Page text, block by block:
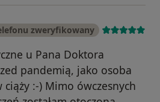
zweryfikowany
u Pana Doktora
pandemią, jako osoba
:-) Mimo ówczesnych